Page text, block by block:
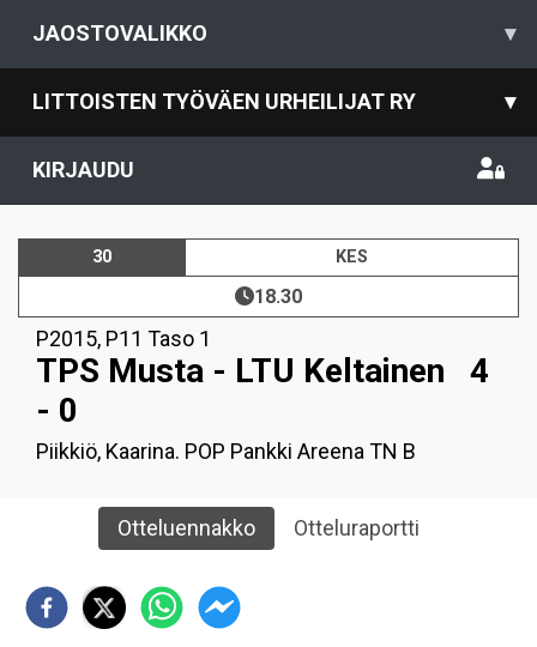
JAOSTOVALIKKO ▾
LITTOISTEN TYÖVÄEN URHEILIJAT RY ▾
KIRJAUDU
30 KES
18.30
P2015, P11 Taso 1
TPS Musta - LTU Keltainen
4
- 0
Piikkiö, Kaarina. POP Pankki Areena TN B
Otteluennakko Otteluraportti